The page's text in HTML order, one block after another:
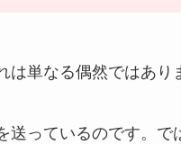
は単なる偶然ではあり
送っているのです。